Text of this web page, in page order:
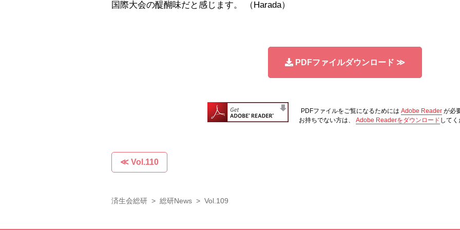
国際大会の醍醐味だと感じます。 （Harada）
PDFファイルダウンロード ≫
PDFファイルをご覧になるためには Adobe Reader が必
お持ちでない方は、 Adobe Readerをダウンロード してく
≪ Vol.110
済生会総研 > 総研News > Vol.109